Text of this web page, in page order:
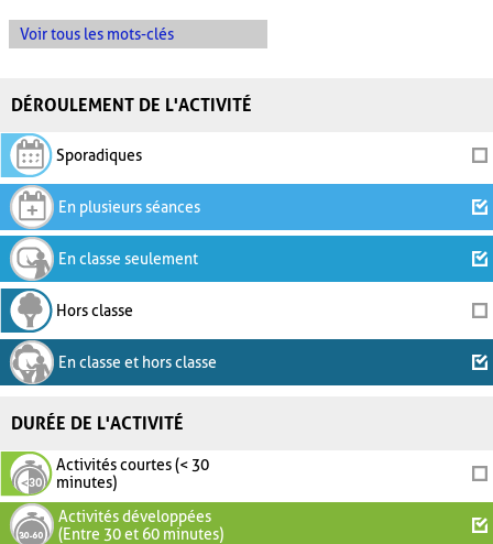
Voir tous les mots-clés
DÉROULEMENT DE L'ACTIVITÉ
Sporadiques
En plusieurs séances
En classe seulement
Hors classe
En classe et hors classe
DURÉE DE L'ACTIVITÉ
Activités courtes (< 30
minutes)
Activités développées
(Entre 30 et 60 minutes)